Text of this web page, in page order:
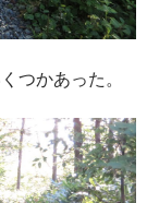
つかあった。